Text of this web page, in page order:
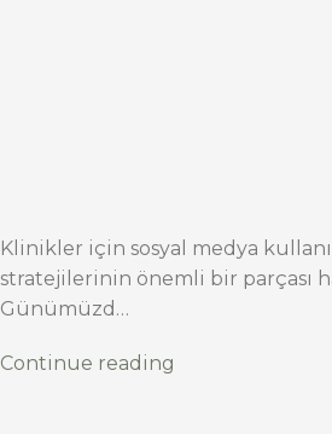
Klinikler için sosyal medya
stratejilerinin önemli bir parçası
Günümüzd…
Continue reading